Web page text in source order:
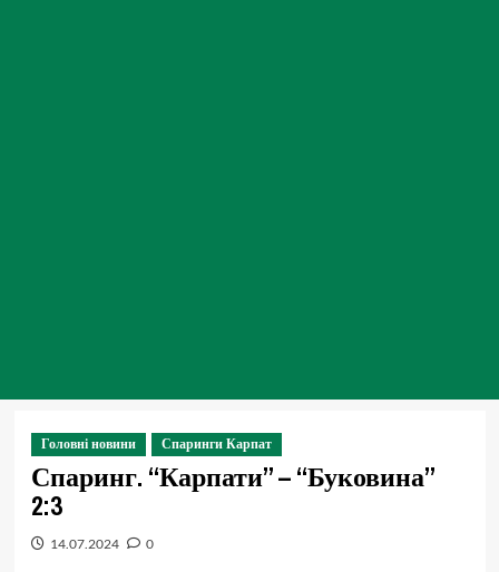
Головні новини Спаринги Карпат
Спаринг. “Карпати” – “Буковина”
2:3
14.07.2024 0